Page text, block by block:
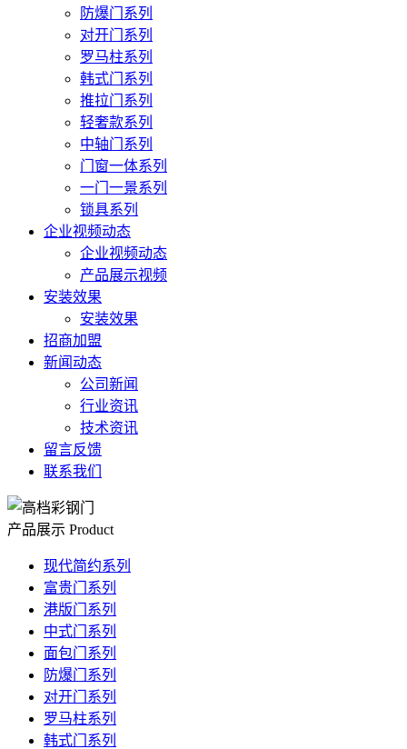
防爆门系列
对开门系列
罗马柱系列
韩式门系列
推拉门系列
轻奢款系列
中轴门系列
门窗一体系列
一门一景系列
锁具系列
企业视频动态
企业视频动态
产品展示视频
安装效果
安装效果
招商加盟
新闻动态
公司新闻
行业资讯
技术资讯
留言反馈
联系我们
产品展示 Product
现代简约系列
富贵门系列
港版门系列
中式门系列
面包门系列
防爆门系列
对开门系列
罗马柱系列
韩式门系列